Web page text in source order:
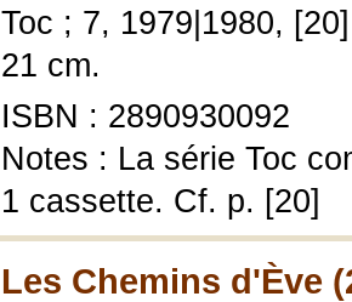
Toc ; 7, 1979|1980,
21 cm.
ISBN : 2890930092
Notes : La série Toc
1 cassette. Cf. p. [20]
Les Chemins d'Ève